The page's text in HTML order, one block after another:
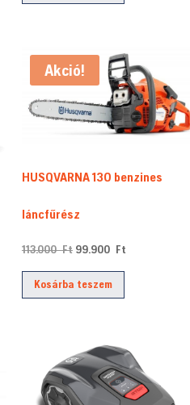
Akció!
HUSQVARNA 130 benzines
láncfűrész
113.000Ft Original
price
was:
99.900 FtCurrent
Kosárba teszem